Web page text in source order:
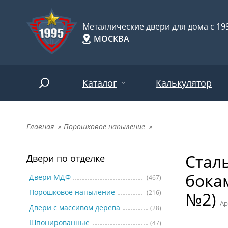
Металлические двери для дома с
МОСКВА
Каталог
Двери по отделке
Двери по назначению
Двери по особенностям
Калькулятор
Главная » Порошковое напыление »
Двери по отделке
Двери МДФ (467)
Порошковое напыление (216)
Двери с массивом дерева (28)
Шпонированные (47)
№2)